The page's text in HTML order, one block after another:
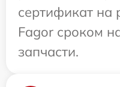
сертификат на
Fagor сроком
запчасти.